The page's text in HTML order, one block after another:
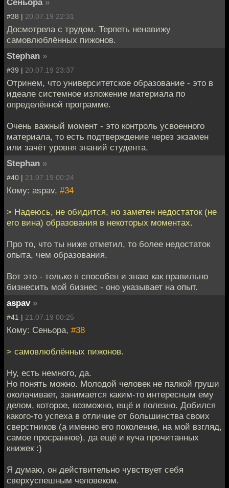
#38 | 20.07.19 22:31
Досмотрела с трудом. Терпеть ненавижу
самовлюблённых пижонов.
Stephan »
#39 | 20.07.19 23:37
Отринем, что университетское образование - это в
идеале системное изложение материала по
определённой программе.
Очень важный момент - это контроль усвоенного
материала, то есть подтверждение через экзамен
или зачёт уровня знаний студента.
Stephan »
#40 | 21.07.19 00:24
Кому: aspav, #34
> Надеюсь, не обидится, но заметен недостаток (не
его вина) образования в некоторых моментах.
Про то, что ты ниже отметил, то более недостаток
опыта, чем образования.
Вот это - только я способен и знаю как правильно
бизнесить мой бизнес - оно указывает на опыт.
aspav »
#41 | 21.07.19 00:25
Кому: Сеньора, #38
> самовлюблённых пижонов.
Ну, есть немного, да.
Но понять можно. Молодой человек не палкой груши
околачивает, занимается каким-то интересным ему
делом, которое, возможно, ещё и полезно. Добился
какого-то успеха в отличие от большинства своих
сверстников (а именно его поколение, на мой взгляд,
самое просранное), да ещё и куча прочитанных
книжек :)
Я думаю, он действительно чувствует себя
сверхуспешным человеком.